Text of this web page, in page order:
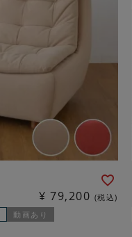
¥ 79,200
税込
動画あり